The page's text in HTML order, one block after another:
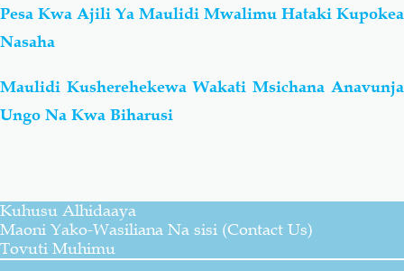
Pesa Kwa Ajili Ya Maulidi Mwalimu Hataki Kupokea
Nasaha
Maulidi Kusherehekewa Wakati Msichana Anavunja
Ungo Na Kwa Biharusi
Kuhusu Alhidaaya
Maoni Yako-Wasiliana Na sisi (Contact Us)
Tovuti Muhimu